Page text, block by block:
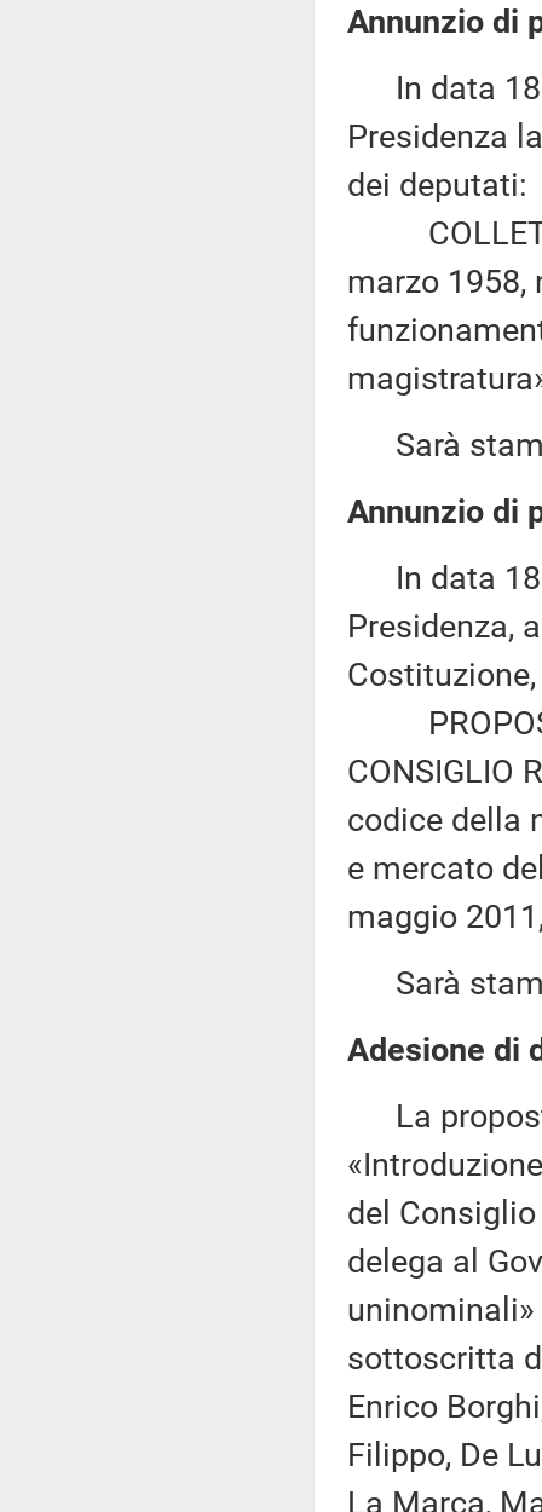
Annunzio di
In data 18
Presidenza
dei deputati:
marzo
Sarà
Annunzio di
In data 18
Presidenza,
CONSIGLIO
codice della
e mercato
maggio
Sarà
Adesione di
La
del
delega al
sottoscritta
Enrico
Filippo, De
La Marca,